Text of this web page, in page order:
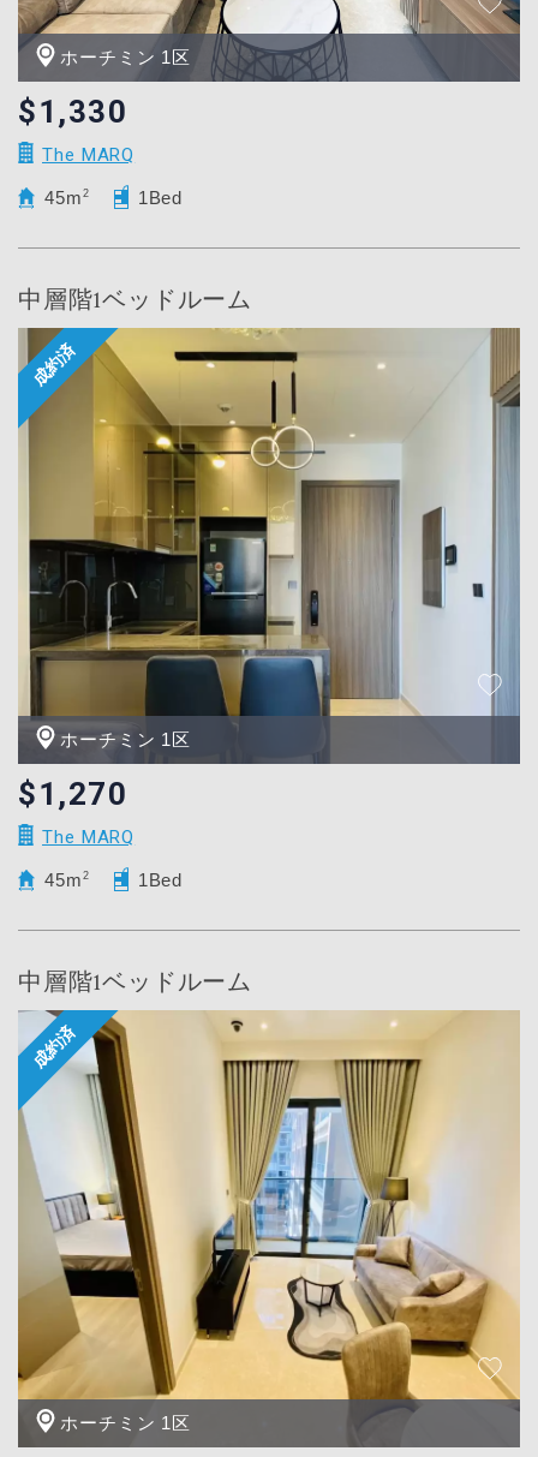
ホーチミン 1区
$1,330
The MARQ
45m 2 1Bed
中層階1ベッドルーム
ホーチミン 1区
$1,270
The MARQ
45m 2 1Bed
中層階1ベッドルーム
ホーチミン 1区